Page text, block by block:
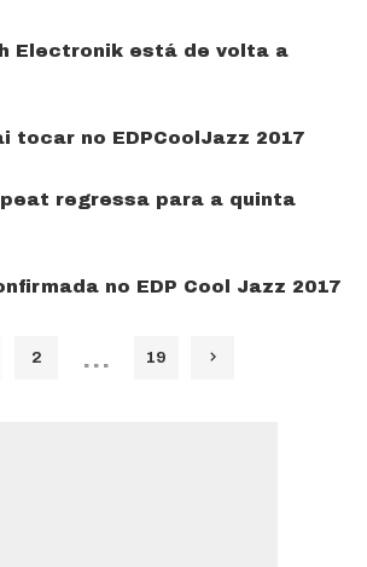
Electronik está de volta a
tocar no EDPCoolJazz 2017
regressa para a quinta
no EDP Cool Jazz 2017
2 … 19